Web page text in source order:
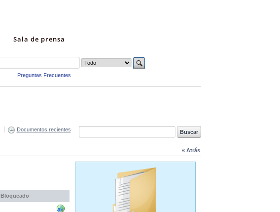
Sala de prensa
Preguntas Frecuentes
Documentos recientes
« Atrás
Bloqueado